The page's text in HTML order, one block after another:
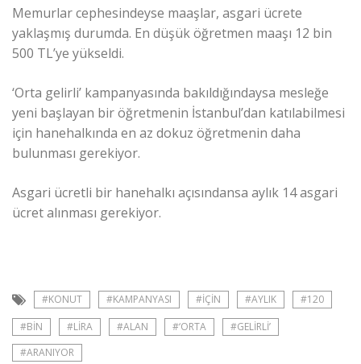
Memurlar cephesindeyse maaşlar, asgari ücrete
yaklaşmış durumda. En düşük öğretmen maaşı 12 bin
500 TL’ye yükseldi.
‘Orta gelirli’ kampanyasında bakıldığındaysa mesleğe
yeni başlayan bir öğretmenin İstanbul’dan katılabilmesi
için hanehalkında en az dokuz öğretmenin daha
bulunması gerekiyor.
Asgari ücretli bir hanehalkı açısındansa aylık 14 asgari
ücret alınması gerekiyor.
#KONUT #KAMPANYASI #IÇIN #AYLIK
#120
#BIN
#LIRA #ALAN #‘ORTA
#GELIRLI’
#ARANIYOR